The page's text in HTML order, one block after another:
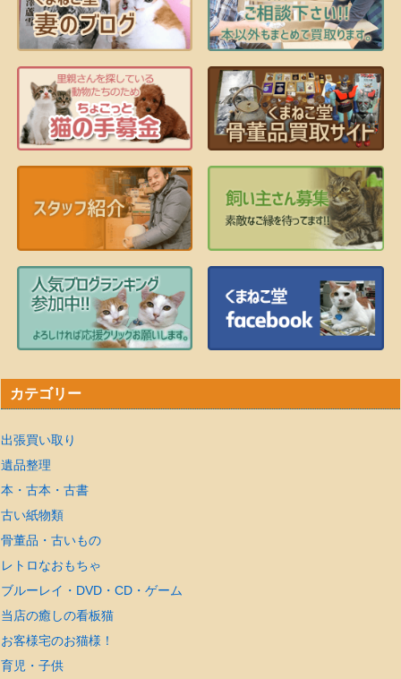
カテゴリー
出張買い取り
遺品整理
本・古本・古書
古い紙物類
骨董品・古いもの
レトロなおもちゃ
ブルーレイ・DVD・CD・ゲーム
当店の癒しの看板猫
お客様宅のお猫様！
育児・子供